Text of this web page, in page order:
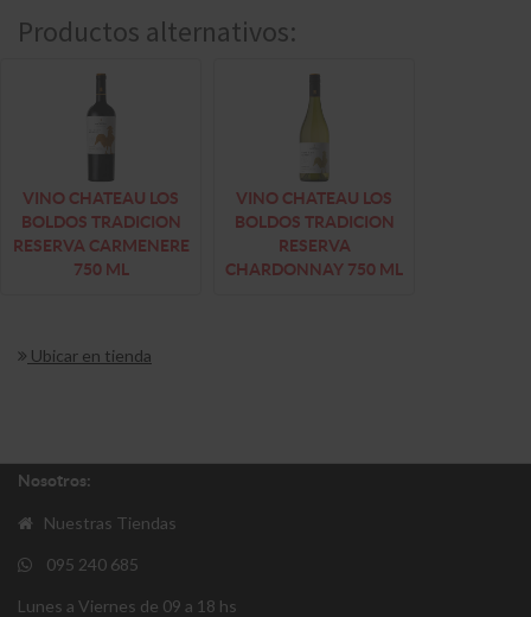
Productos alternativos:
VINO CHATEAU LOS
BOLDOS TRADICION
RESERVA CARMENERE
750 ML
VINO CHATEAU LOS
BOLDOS TRADICION
RESERVA
CHARDONNAY 750 ML
Ubicar en tienda
Nosotros:
Nuestras Tiendas
095 240 685
Lunes a Viernes de 09 a 18 hs